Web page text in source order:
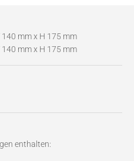
mm x H 175 mm
mm x H 175 mm
enthalten: